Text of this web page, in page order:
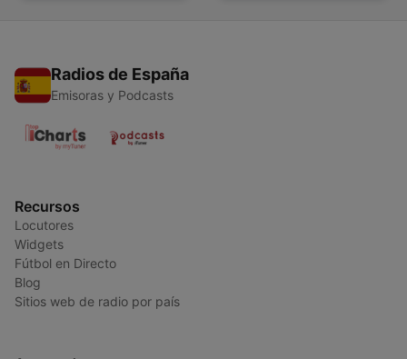
Radios de España
Emisoras y Podcasts
Recursos
Locutores
Widgets
Fútbol en Directo
Blog
Sitios web de radio por país